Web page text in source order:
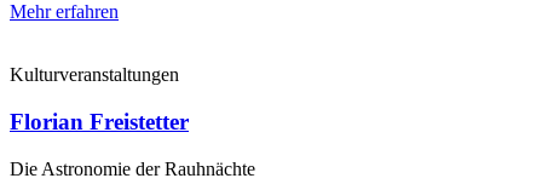
Mehr erfahren
Kulturveranstaltungen
Florian Freistetter
Die Astronomie der ­Rauhnächte